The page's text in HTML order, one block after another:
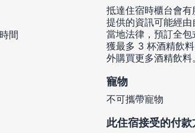
間
抵達住宿時櫃台會
提供的資訊可能經
當地法律，預訂全
獲最多 3 杯酒精飲
外購買更多酒精飲料。
寵物
不可攜帶寵物
此住宿接受的付款